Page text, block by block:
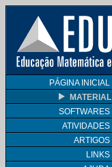
PÁGINA INICIAL
MATERIAL
SOFTWARES
ATIVIDADES
ARTIGOS
LINKS